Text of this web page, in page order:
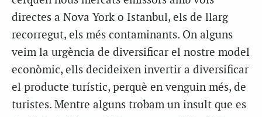
directes a Nova York o Istanbul, els de llarg
recorregut, els més contaminants. On alguns
veim la urgència de diversificar el nostre model
econòmic, ells decideixen invertir a diversificar
el producte turístic, perquè en venguin més, de
turistes. Mentre alguns trobam un insult que es